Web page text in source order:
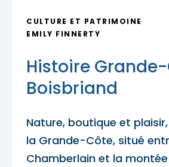
Nature, plein air et
Hôtels et motels
Location de chalet
Pique-nique et repas
Traiteurs et salles de
Escapades bien-être
MRC d'Argenteuil
MRC Thérèse-De Blainville
Blogue
Carte des attraits
CULTURE ET PATRIMOINE
EMILY FINNERTY
Histoire
Boisbriand
Nature, boutique et
la Grande-Côte, situé
Chamberlain et la